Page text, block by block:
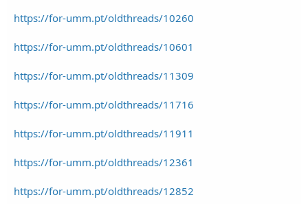
i
o
s
https://for-umm.pt/oldthreads/10260
https://for-umm.pt/oldthreads/10601
https://for-umm.pt/oldthreads/11309
https://for-umm.pt/oldthreads/11716
https://for-umm.pt/oldthreads/11911
https://for-umm.pt/oldthreads/12361
https://for-umm.pt/oldthreads/12852